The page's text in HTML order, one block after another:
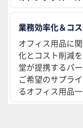
業務効率化＆コ
オフィス用品に
化とコスト削減
堂が提携するパ
ご希望のサプラ
るオフィス用品